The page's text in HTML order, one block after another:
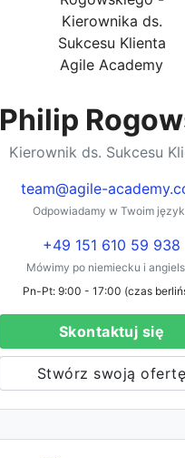
Philip
Kierownik ds. Sukcesu
team@agile-
Odpowiadamy w Twoim
+49 151 610 59 938
Mówimy po niemiecku i
Pn-Pt: 9:00 - 17:00 (czas
Skontaktuj się
Stwórz swoją ofertę